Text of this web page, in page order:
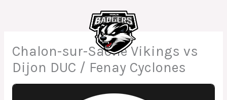
Chalon-sur-Saône Vikings vs
Dijon DUC / Fenay Cyclones